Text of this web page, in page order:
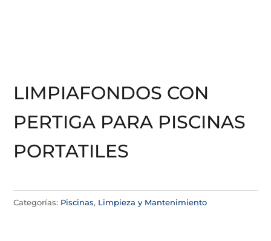
LIMPIAFONDOS CON
PERTIGA PARA PISCINAS
PORTATILES
Categorías: Piscinas, Limpieza y Mantenimiento